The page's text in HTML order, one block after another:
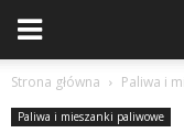
Strona główna Paliwa i
Paliwa i mieszanki paliwowe